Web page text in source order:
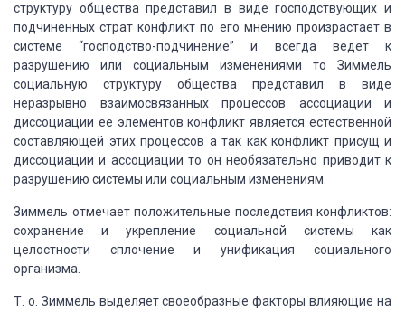
структуру общества представил в виде господствующих и
подчиненных страт конфликт по его мнению произрастает в
системе “господство-подчинение” и всегда ведет к
разрушению или социальным изменениями то Зиммель
социальную структуру общества представил в виде
неразрывно взаимосвязанных процессов ассоциации и
диссоциации ее элементов конфликт является естественной
составляющей этих процессов а так какконфликт присущ и
диссоциации и ассоциации то он необязательно приводит к
разрушению системы или социальным изменениям.
Зиммель отмечает положительные последствия конфликтов:
сохранение и укрепление социальной системы как
целостности сплочение и унификация социального
организма.
Т. о. Зиммель выделяет своеобразные факторы влияющие на